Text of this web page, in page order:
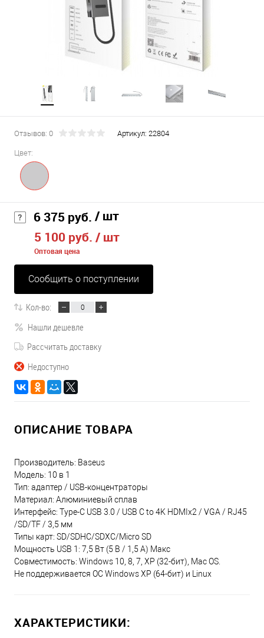
Отзывов: 0 Артикул: 22804
Цвет:
6 375 руб. / шт
5 100 руб. / шт
Оптовая цена
Сообщить о поступлении
Кол-во:
Нашли дешевле
Рассчитать доставку
Недоступно
ОПИСАНИЕ ТОВАРА
Производитель: Baseus
Модель: 10 в 1
Тип: адаптер / USB-концентраторы
Материал: Алюминиевый сплав
Интерфейс: Type-C USB 3.0 / USB C to 4K HDMIx2 / VGA / RJ45
/SD/TF / 3,5 мм
Типы карт: SD/SDHC/SDXC/Micro SD
Мощность USB 1: 7,5 Вт (5 В / 1,5 А) Макс
Совместимость: Windows 10, 8, 7, XP (32-бит), Mac OS.
Не поддерживается ОС Windows XP (64-бит) и Linux
ХАРАКТЕРИСТИКИ: